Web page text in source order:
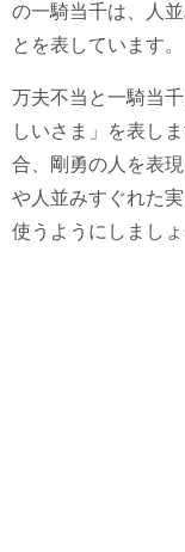
の一騎当千は、人
とを表しています。
万夫不当と一騎当
しいさま」を表し
合、剛勇の人を表
や人並みすぐれた
使うようにしましょ